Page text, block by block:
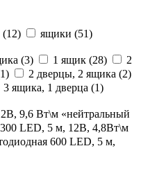
(12) ящики (51)
(3) 1 ящик (28)
2
1) 2 дверцы, 2 ящика (2)
3 ящика, 1 дверца (1)
9,6 Вт\м «нейтральный
300 LED, 5 м, 12В, 4,8Вт\м
600 LED, 5 м,